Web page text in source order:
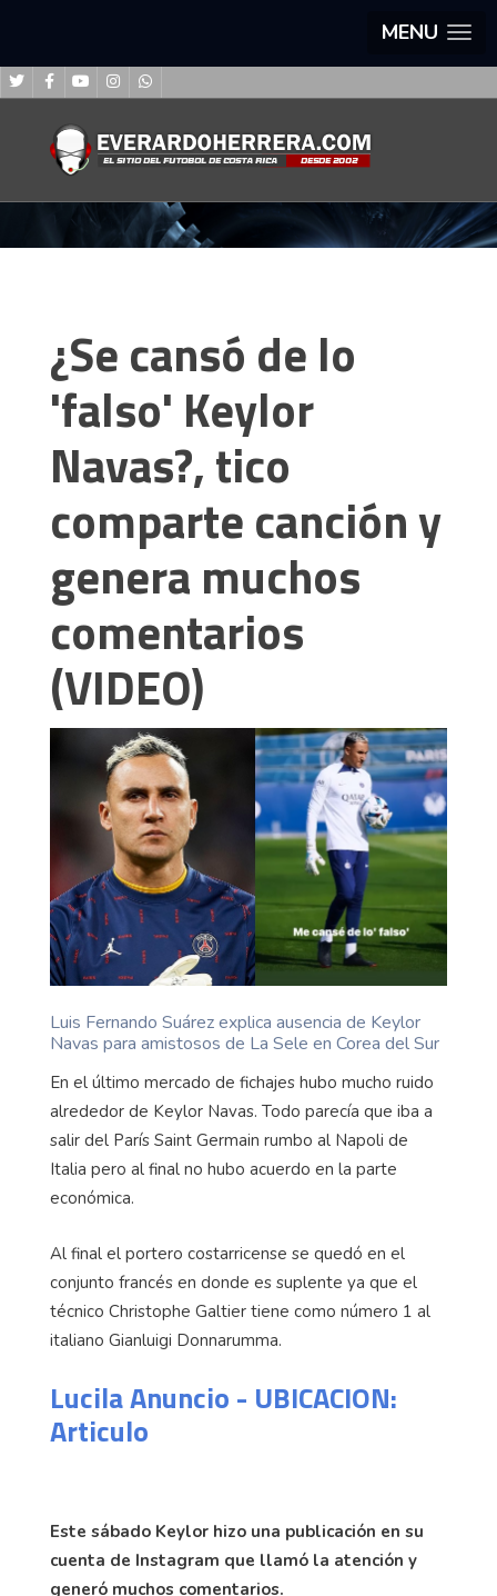
MENU
¿Se cansó de lo
'falso' Keylor
Navas?, tico
comparte canción y
genera muchos
comentarios
(VIDEO)
Luis Fernando Suárez explica ausencia de Keylor
Navas para amistosos de La Sele en Corea del Sur
En el último mercado de fichajes hubo mucho ruido
alrededor de Keylor Navas. Todo parecía que iba a
salir del París Saint Germain rumbo al Napoli de
Italia pero al final no hubo acuerdo en la parte
económica.
Al final el portero costarricense se quedó en el
conjunto francés en donde es suplente ya que el
técnico Christophe Galtier tiene como número 1 al
italiano Gianluigi Donnarumma.
Lucila Anuncio - UBICACION:
Articulo
Este sábado Keylor hizo una publicación en su
cuenta de Instagram que llamó la atención y
generó muchos comentarios.